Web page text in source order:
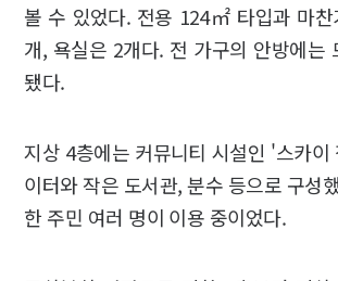
볼 수 있었다. 전용 124㎡ 타입과 마
개, 욕실은 2개다. 전 가구의 안방에는
됐다.
지상 4층에는 커뮤니티 시설인 '스카이
이터와 작은 도서관, 분수 등으로 구성
한 주민 여러 명이 이용 중이었다.